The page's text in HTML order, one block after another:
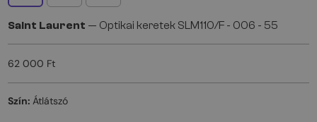
Saint Laurent — Optikai keretek SLM110/F - 006 - 55
62 000 Ft
Szín: Átlátszó